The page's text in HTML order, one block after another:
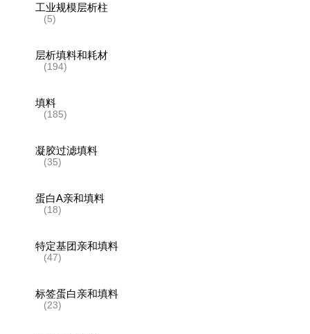
工业规模层析柱
(5)
层析填料和耗材
(194)
填料
(185)
凝胶过滤填料
(35)
蛋白A亲和填料
(18)
特定基团亲和填料
(47)
标签蛋白亲和填料
(23)